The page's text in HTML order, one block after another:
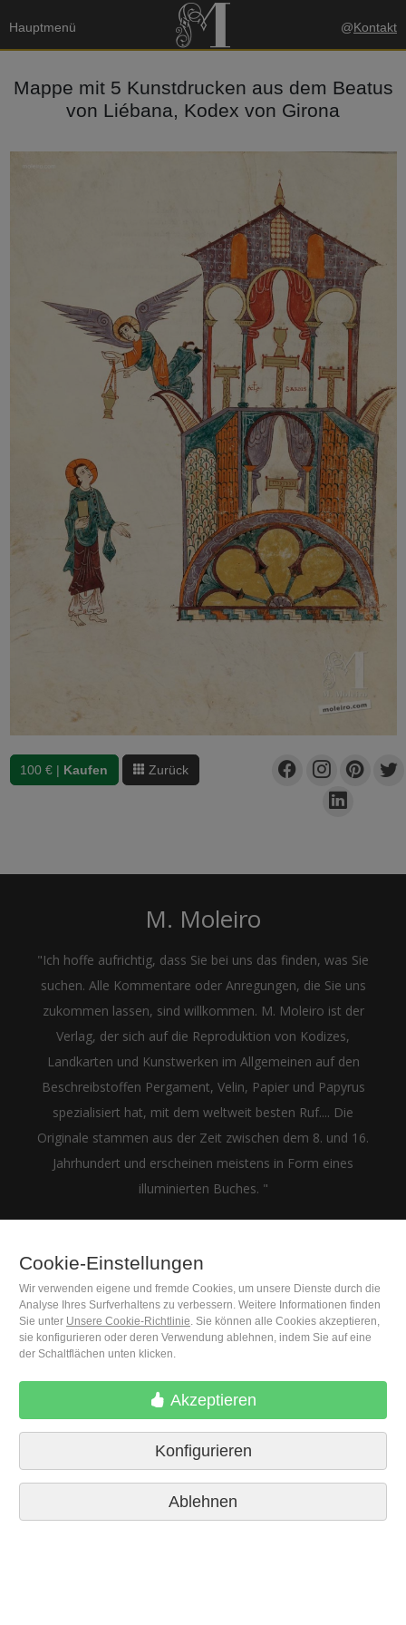
Hauptmenü @Kontakt
Mappe mit 5 Kunstdrucken aus dem Beatus
von Liébana, Kodex von Girona
100 € | Kaufen Zurück
M. Moleiro
"Ich hoffe aufrichtig, dass Sie bei uns das finden, was Sie
suchen. Alle Kommentare oder Anregungen, die Sie uns
zukommen lassen, sind willkommen. M. Moleiro ist der
Verlag, der sich auf die Reproduktion von Kodizes,
Landkarten und Kunstwerken im Allgemeinen auf den
Beschreibstoffen Pergament, Velin, Papier und Papyrus
spezialisiert hat, mit dem weltweit besten Ruf.... Die
Originale stammen aus der Zeit zwischen dem 8. und 16.
Jahrhundert und erscheinen meistens in Form eines
illuminierten Buches. "
(+34) 932 402 091
M. Moleiro Editor, S.A.
Travesera de Gracia, 17
E08021 Barcelona (Spain)
Cookie-Einstellungen
Wir verwenden eigene und fremde Cookies, um unsere Dienste durch die
Analyse Ihres Surfverhaltens zu verbessern. Weitere Informationen finden
Sie unter Unsere Cookie-Richtlinie. Sie können alle Cookies akzeptieren,
sie konfigurieren oder deren Verwendung ablehnen, indem Sie auf eine
der Schaltflächen unten klicken.
Akzeptieren
Konfigurieren
Ablehnen